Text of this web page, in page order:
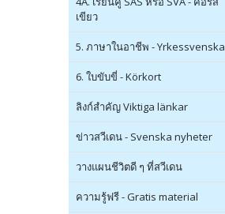
เขียว
5. ภาษาในอาชีพ - Yrkessvenska
6. ใบขับขี่ - Körkort
ลิงก์สำคัญ Viktiga länkar
ข่าวสวีเดน - Svenska nyheter
วางแผนชีวิตดี ๆ ที่สวีเดน
ความรู้ฟรี - Gratis material